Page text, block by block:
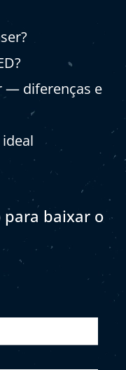
— diferenças e
baixar o